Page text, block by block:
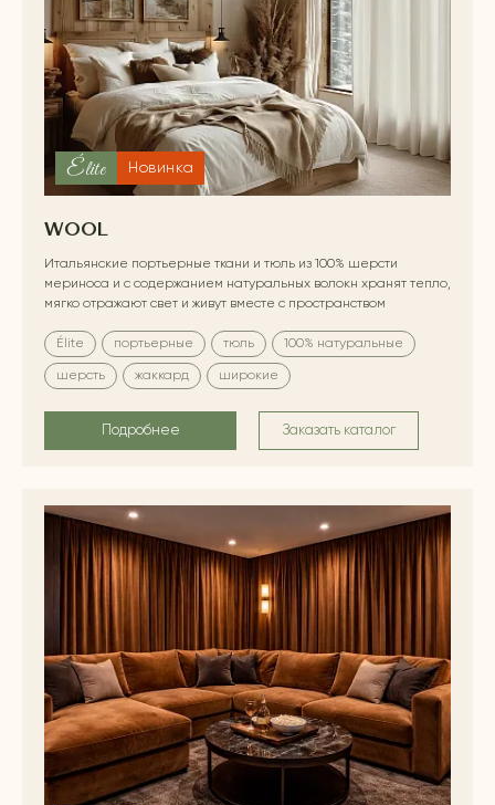
Élite Новинка
WOOL
Итальянские портьерные ткани и тюль из 100% шерсти
мериноса и с содержанием натуральных волокн хранят тепло,
мягко отражают свет и живут вместе с пространством
Élite портьерные тюль 100% натуральные
шерсть жаккард широкие
Подробнее Заказать каталог